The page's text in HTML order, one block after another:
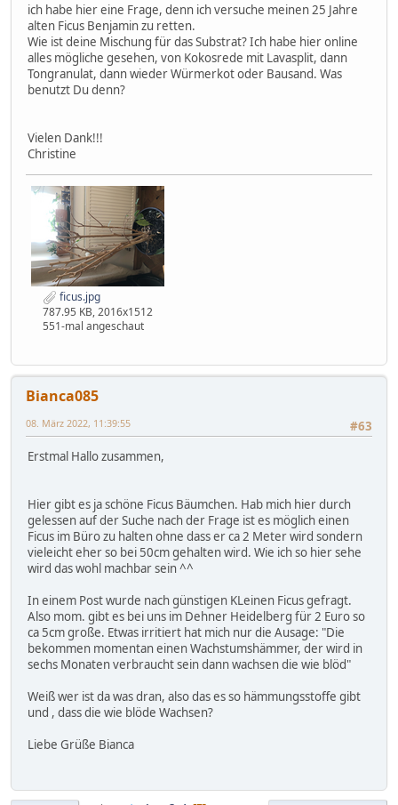
ich habe hier eine Frage, denn ich versuche meinen 25 Jahre
alten Ficus Benjamin zu retten.
Wie ist deine Mischung für das Substrat? Ich habe hier online
alles mögliche gesehen, von Kokosrede mit Lavasplit, dann
Tongranulat, dann wieder Würmerkot oder Bausand. Was
benutzt Du denn?
Vielen Dank!!!
Christine
ficus.jpg
787.95 KB, 2016x1512
551-mal angeschaut
Bianca085
#63
08. März 2022, 11:39:55
Erstmal Hallo zusammen,
Hier gibt es ja schöne Ficus Bäumchen. Hab mich hier durch
gelessen auf der Suche nach der Frage ist es möglich einen
Ficus im Büro zu halten ohne dass er ca 2 Meter wird sondern
vieleicht eher so bei 50cm gehalten wird. Wie ich so hier sehe
wird das wohl machbar sein ^^
In einem Post wurde nach günstigen KLeinen Ficus gefragt.
Also mom. gibt es bei uns im Dehner Heidelberg für 2 Euro so
ca 5cm große. Etwas irritiert hat mich nur die Ausage: "Die
bekommen momentan einen Wachstumshämmer, der wird in
sechs Monaten verbraucht sein dann wachsen die wie blöd"
Weiß wer ist da was dran, also das es so hämmungsstoffe gibt
und , dass die wie blöde Wachsen?
Liebe Grüße Bianca